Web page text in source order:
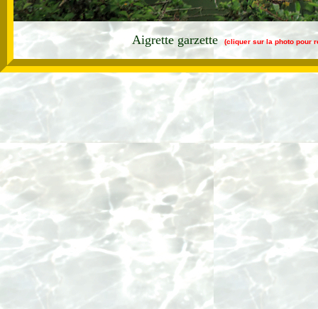
Aigrette garzette (cliquer sur la photo pour